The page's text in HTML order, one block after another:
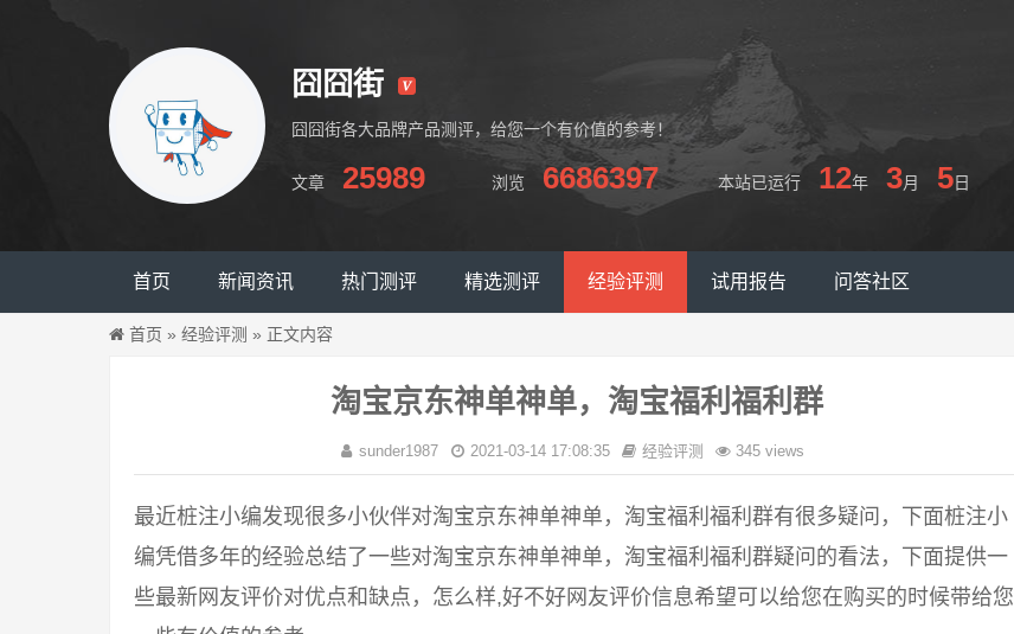
囧囧街
囧囧街各大品牌产品测评，给您一个有价值的参考！
文章 25989 浏览 6686397 本站已运行 12年 3月 5日
首页 新闻资讯 热门测评 精选测评 经验评测 试用报告 问答社区
首页 » 经验评测 » 正文内容
淘宝京东神单神单，淘宝福利福利群
sunder1987 2021-03-14 17:08:35 经验评测 345 views
最近桩注小编发现很多小伙伴对淘宝京东神单神单，淘宝福利福利群有很多疑问，下面桩注小
编凭借多年的经验总结了一些对淘宝京东神单神单，淘宝福利福利群疑问的看法，下面提供一
些最新网友评价对优点和缺点，怎么样,好不好网友评价信息希望可以给您在购买的时候带给您